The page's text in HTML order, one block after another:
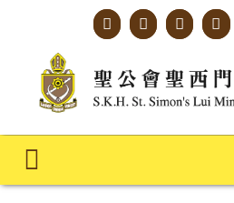
content
Toggle